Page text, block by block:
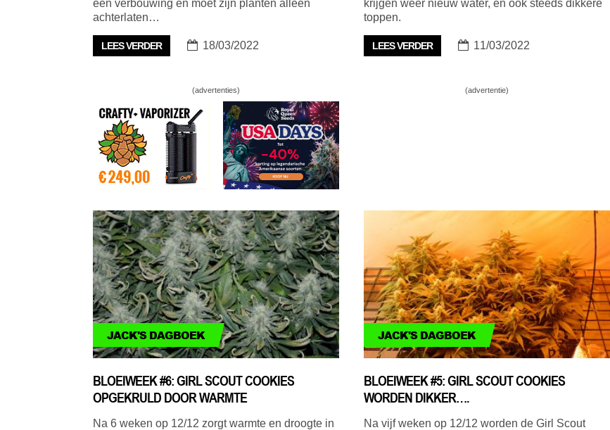
een verbouwing en moet zijn planten alleen
achterlaten…
LEES VERDER 18/03/2022
krijgen weer nieuw water, en ook steeds dikkere
toppen.
LEES VERDER 11/03/2022
(advertenties) (advertentie)
JACK'S DAGBOEK
BLOEIWEEK #6: GIRL SCOUT COOKIES
OPGEKRULD DOOR WARMTE
Na 6 weken op 12/12 zorgt warmte en droogte in
JACK'S DAGBOEK
BLOEIWEEK #5: GIRL SCOUT COOKIES
WORDEN DIKKER….
Na vijf weken op 12/12 worden de Girl Scout